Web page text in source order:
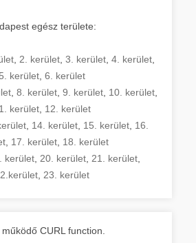
egész területe:
2. kerület 3. kerület 4. kerület
5. kerület 6. kerület
8. kerület 9. kerület 10. kerület
kerület, 12. kerület
, 14. kerület, 15. kerület, 16.
, 17. kerület, 18. kerület
kerület, 20. kerület, 21. kerület,
23. kerület
CURL function.